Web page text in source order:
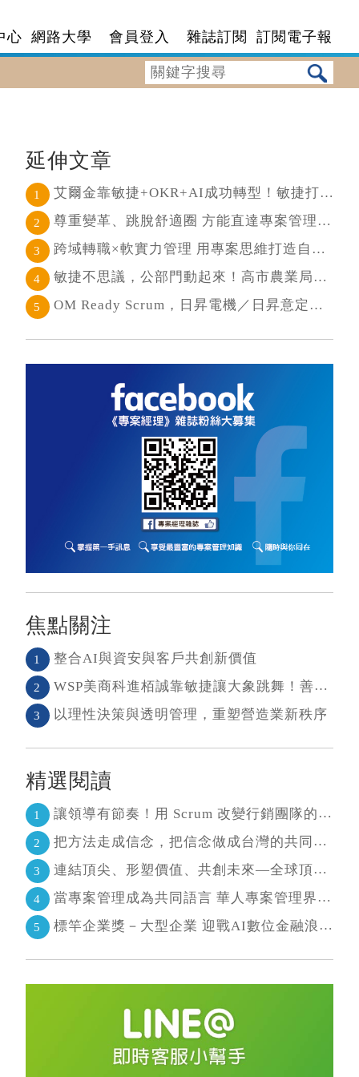
心 網路大學 會員登入 雜誌訂閱 訂閱電子報
延伸文章
1 艾爾金靠敏捷+OKR+AI成功轉型！敏捷打通任督二脈， 避免文化與流程「卡卡」導致溝通無效
2 尊重變革、跳脫舒適圈 方能直達專案管理核心
3 跨域轉職×軟實力管理 用專案思維打造自己的斜槓人生
4 敏捷不思議，公部門動起來！高市農業局打造願景導向的社區敏捷自組織
5 OM Ready Scrum，日昇電機／日昇意定打造永續維運新典範
焦點關注
1 整合AI與資安與客戶共創新價值
2 WSP美商科進栢誠靠敏捷讓大象跳舞！善用敏捷＋科技力， 大型工程也能快速迭代
3 以理性決策與透明管理，重塑營造業新秩序
精選閱讀
1 讓領導有節奏！用 Scrum 改變行銷團隊的協作節奏
2 把方法走成信念，把信念做成台灣的共同語言 二十年志業，陪伴台灣走過專案管理與敏捷轉型
3 連結頂尖、形塑價值、共創未來—全球頂尖敏捷CEO聯誼會成立
4 當專案管理成為共同語言 華人專案管理界最高榮耀引領的變革時代
5 標竿企業獎－大型企業 迎戰AI數位金融浪潮 超越傳統的組織再定義